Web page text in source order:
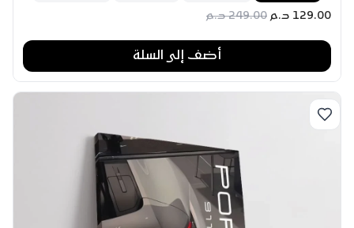
129.00 د.م 249.00 د.م
أضف إلى السلة